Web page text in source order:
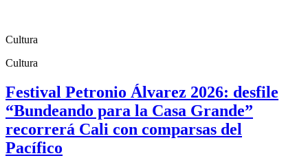
Cultura
Cultura
Festival Petronio Álvarez 2026: desfile
“Bundeando para la Casa Grande”
recorrerá Cali con comparsas del
Pacífico